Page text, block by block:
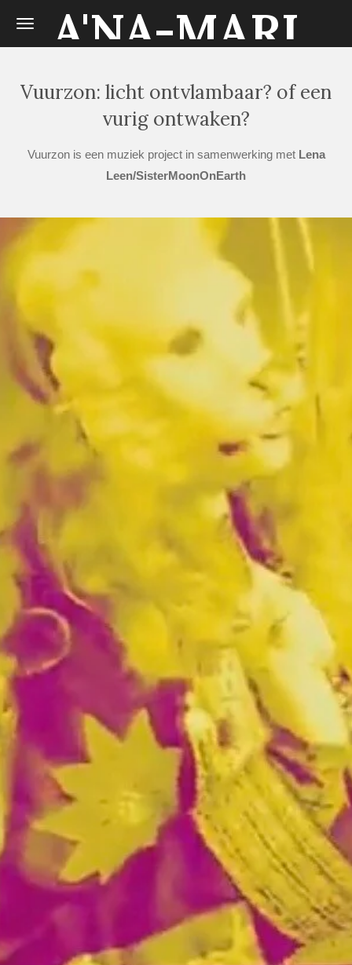
Ga
hoofdinhoud
A'NA-MARI
Vuurzon: licht ontvlambaar? of een
vurig ontwaken?
Vuurzon is een muziek project in samenwerking met Lena
Leen/SisterMoonOnEarth